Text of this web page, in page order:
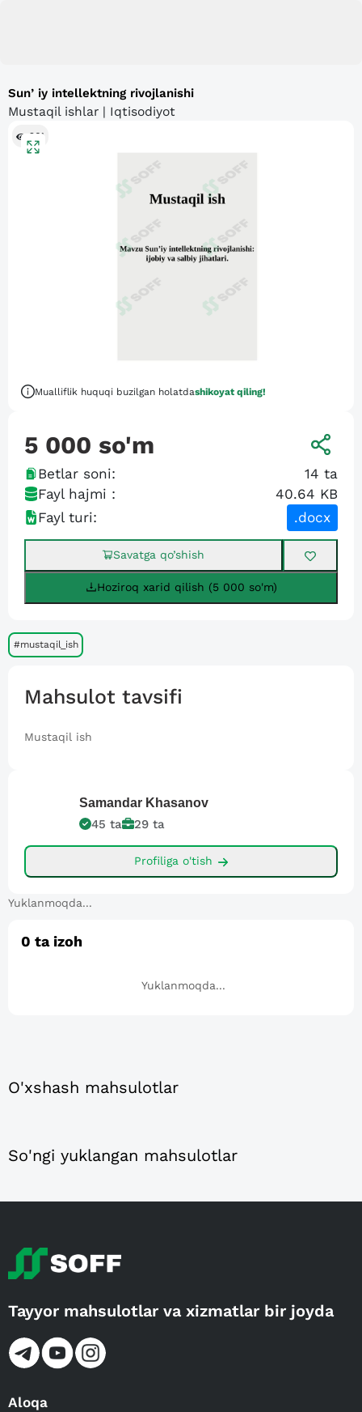
Sunʼiy intellektning rivojlanishi
Mustaqil ishlar | Iqtisodiyot
261
Mualliflik huquqi buzilgan holatdashikoyat qiling!
5 000 so'm
Betlar soni: 14 ta
Fayl hajmi :
40.64 KB
Fayl turi:
.docx
Savatga qo’shish
Hoziroq xarid qilish (5 000 so'm)
#mustaqil_ish
Mahsulot tavsifi
Mustaqil ish
Samandar Khasanov
45 ta 29 ta
Profiliga o'tish
Yuklanmoqda...
0 ta izoh
Yuklanmoqda...
O'xshash mahsulotlar
So'ngi yuklangan mahsulotlar
Tayyor mahsulotlar va xizmatlar bir joyda
Aloqa